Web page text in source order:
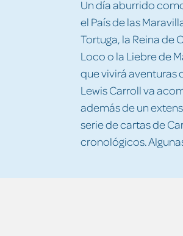
Un día aburrido
el País de las
Tortuga, la Reina de
Loco o la Liebre de
que vivirá aventuras
Lewis Carroll va
además de un
serie de cartas de
cronológicos.